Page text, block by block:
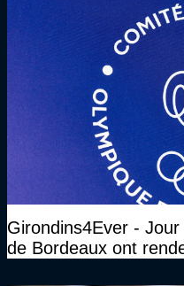
Girondins4Ever -
de Bordeaux ont